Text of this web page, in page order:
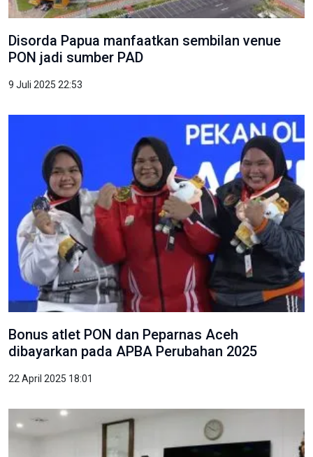
Disorda Papua manfaatkan sembilan venue
PON jadi sumber PAD
9 Juli 2025 22:53
Bonus atlet PON dan Peparnas Aceh
dibayarkan pada APBA Perubahan 2025
22 April 2025 18:01